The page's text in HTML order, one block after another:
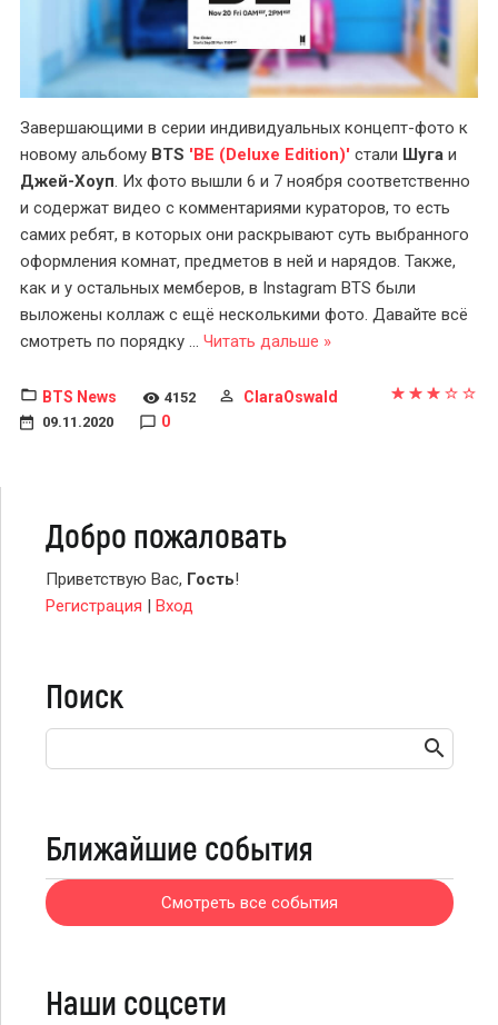
Завершающими в серии индивидуальных концепт-фото к
новому альбому BTS 'BE (Deluxe Edition)' стали Шуга и
Джей-Хоуп. Их фото вышли 6 и 7 ноября соответственно
и содержат видео с комментариями кураторов, то есть
самих ребят, в которых они раскрывают суть выбранного
оформления комнат, предметов в ней и нарядов. Также,
как и у остальных мемберов, в Instagram BTS были
выложены коллаж с ещё несколькими фото. Давайте всё
смотреть по порядку ... Читать дальше »
BTS News 4152 ClaraOswald
09.11.2020 0
Добро пожаловать
Приветствую Вас, Гость!
Регистрация | Вход
Поиск
Ближайшие события
Смотреть все события
Наши соцсети